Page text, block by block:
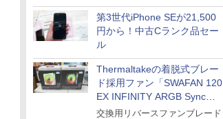
古Bランク品セール
第3世代iPhone SEが21,500
円から！中古Cランク品セー
ル
Thermaltakeの着脱式ブレー
ド採用ファン「SWAFAN 120
EX INFINITY ARGB Sync」
に単品パッケージ
交換用リバースファンブレード